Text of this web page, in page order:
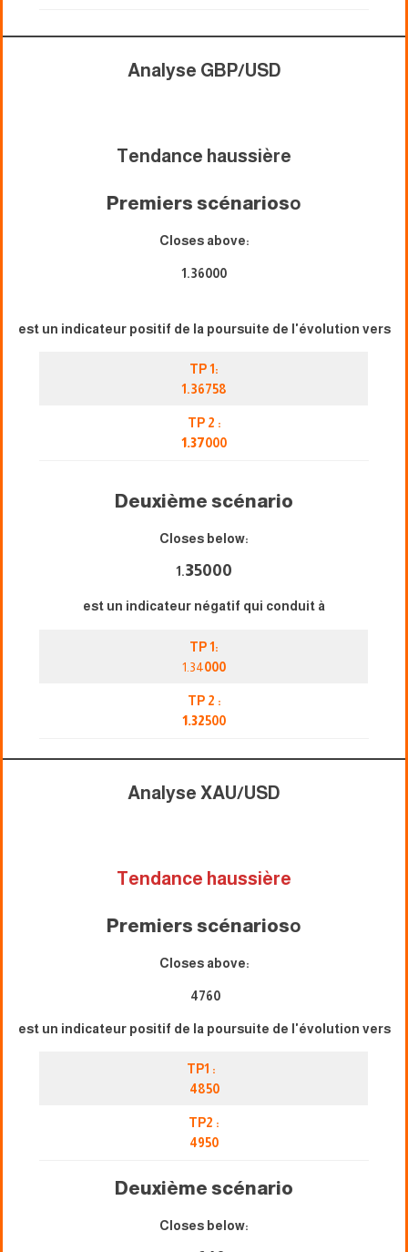
Analyse GBP/USD
Tendance haussière
Premiers scénarioso
Closes above:
1.36000
est un indicateur positif de la poursuite de l'évolution vers
TP 1:
1.36758
TP 2 :
1.37000
Deuxième scénario
Closes below:
1.35000
est un indicateur négatif qui conduit à
TP 1:
1.34000
TP 2 :
1.32500
Analyse XAU/USD
Tendance haussière
Premiers scénarioso
Closes above:
4760
est un indicateur positif de la poursuite de l'évolution vers
TP1 :
4850
TP2 :
4950
Deuxième scénario
Closes below: